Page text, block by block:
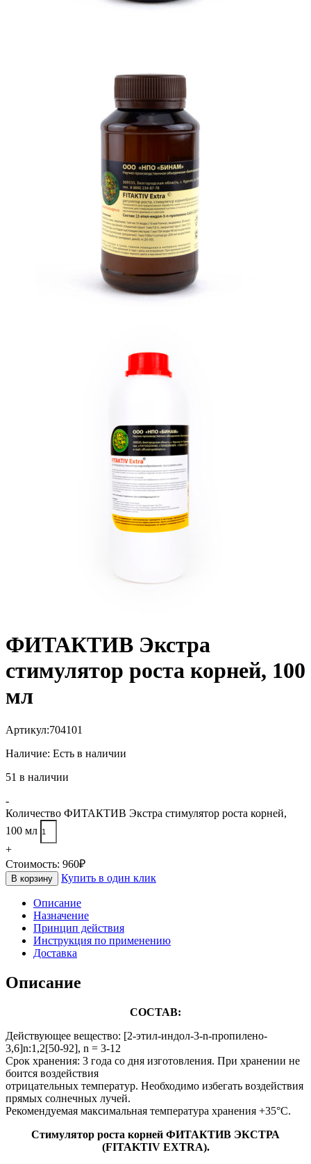
ФИТАКТИВ Экстра
стимулятор роста корней, 100
мл
Артикул:704101
Наличие: Есть в наличии
51 в наличии
-
Количество ФИТАКТИВ Экстра стимулятор роста корней,
100 мл
+
Стоимость: 960₽
В корзину Купить в один клик
Описание
Назначение
Принцип действия
Инструкция по применению
Доставка
Описание
СОСТАВ:
Действующее вещество: [2‐этил‐индол‐3‐n‐пропилено‐
3,6]n:1,2[50‐92], n = 3‐12
Срок хранения: 3 года со дня изготовления. При хранении не
боится воздействия
отрицательных температур. Необходимо избегать воздействия
прямых солнечных лучей.
Рекомендуемая максимальная температура хранения +35°С.
Стимулятор роста корней ФИТАКТИВ ЭКСТРА
(FITAKTIV EXTRA).